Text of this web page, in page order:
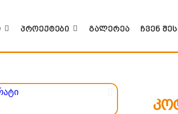
პროექტები გალერეა ჩვენ